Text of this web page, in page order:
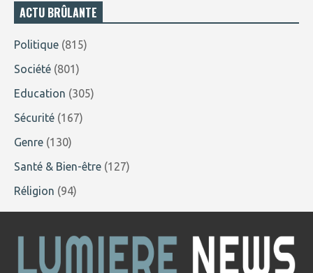
ACTU BRÛLANTE
Politique (815)
Société (801)
Education (305)
Sécurité (167)
Genre (130)
Santé & Bien-être (127)
Réligion (94)